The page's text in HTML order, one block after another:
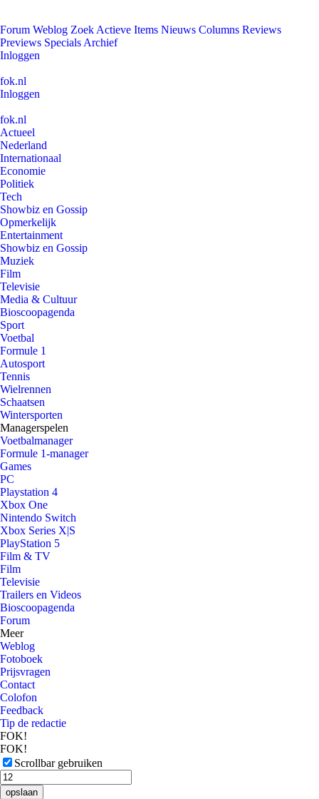
Forum Weblog Zoek Actieve Items Nieuws Columns Reviews
Previews Specials Archief
Inloggen
fok.nl
Inloggen
fok.nl
Actueel
Nederland
Internationaal
Economie
Politiek
Tech
Showbiz en Gossip
Opmerkelijk
Entertainment
Showbiz en Gossip
Muziek
Film
Televisie
Media & Cultuur
Bioscoopagenda
Sport
Voetbal
Formule 1
Autosport
Tennis
Wielrennen
Schaatsen
Wintersporten
Managerspelen
Voetbalmanager
Formule 1-manager
Games
PC
Playstation 4
Xbox One
Nintendo Switch
Xbox Series X|S
PlayStation 5
Film & TV
Film
Televisie
Trailers en Videos
Bioscoopagenda
Forum
Meer
Weblog
Fotoboek
Prijsvragen
Contact
Colofon
Feedback
Tip de redactie
FOK!
FOK!
Scrollbar gebruiken
opslaan